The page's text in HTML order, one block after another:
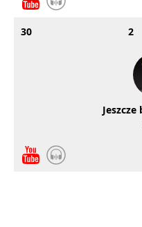
30 2